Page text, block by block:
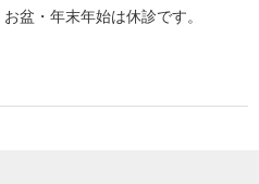
盆・年末年始は休診です。